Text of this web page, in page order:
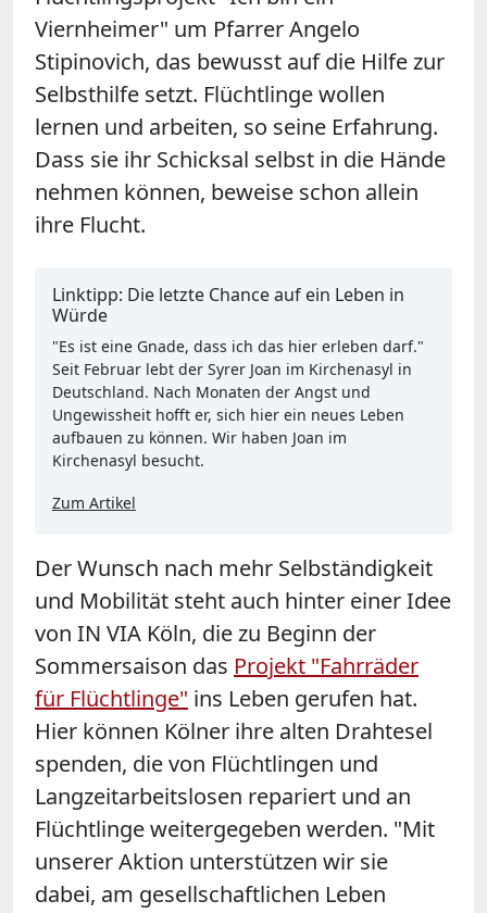
Viernheimer" um Pfarrer Angelo
Stipinovich, das bewusst auf die Hilfe zur
Selbsthilfe setzt. Flüchtlinge wollen
lernen und arbeiten, so seine Erfahrung.
Dass sie ihr Schicksal selbst in die Hände
nehmen können, beweise schon allein
ihre Flucht.
Linktipp: Die letzte Chance auf ein Leben in
Würde
"Es ist eine Gnade, dass ich das hier erleben darf."
Seit Februar lebt der Syrer Joan im Kirchenasyl in
Deutschland. Nach Monaten der Angst und
Ungewissheit hofft er, sich hier ein neues Leben
aufbauen zu können. Wir haben Joan im
Kirchenasyl besucht.
Zum Artikel
Der Wunsch nach mehr Selbständigkeit
und Mobilität steht auch hinter einer Idee
von IN VIA Köln, die zu Beginn der
Sommersaison das Projekt "Fahrräder
für Flüchtlinge" ins Leben gerufen hat.
Hier können Kölner ihre alten Drahtesel
spenden, die von Flüchtlingen und
Langzeitarbeitslosen repariert und an
Flüchtlinge weitergegeben werden. "Mit
unserer Aktion unterstützen wir sie
dabei, am gesellschaftlichen Leben